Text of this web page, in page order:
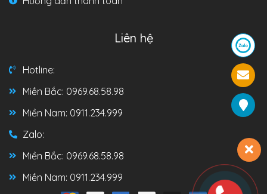
Liên hệ
Hotline:
Miền Bắc: 0969.68.58.98
Miền Nam: 0911.234.999
Zalo:
Miền Bắc: 0969.68.58.98
Miền Nam: 0911.234.999